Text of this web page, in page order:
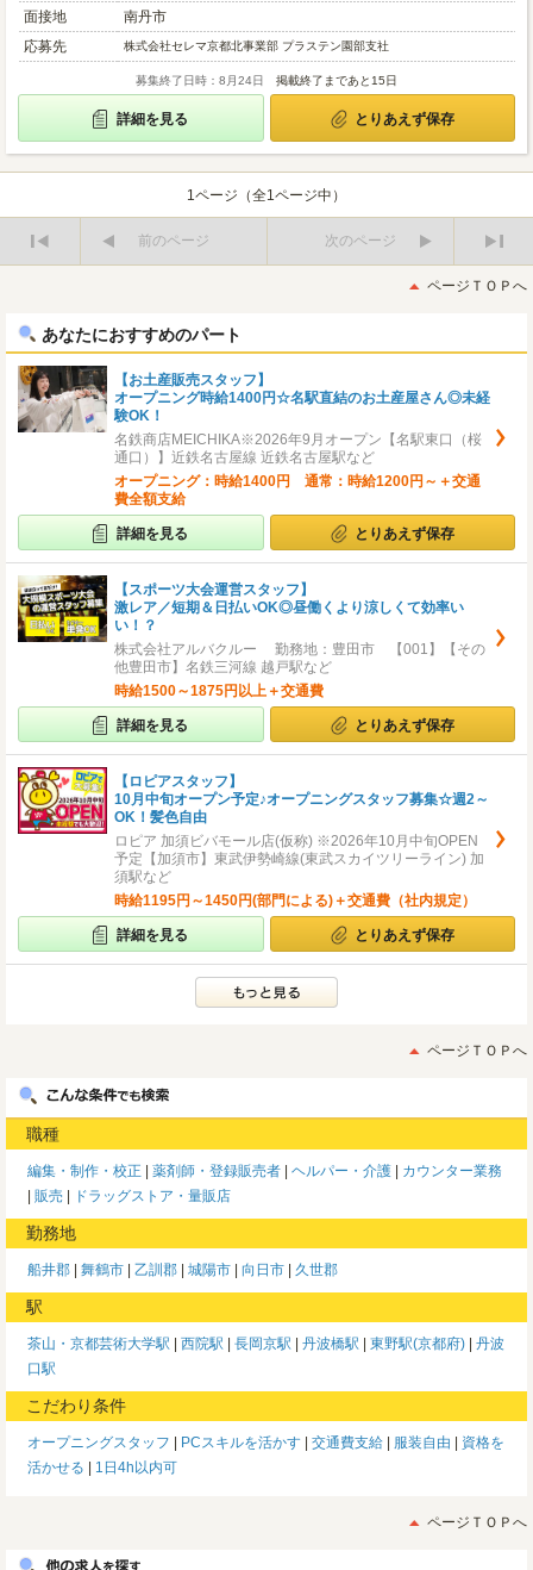
面接地
南丹市
応募先
株式会社セレマ京都北事業部 プラステン園部支社
募集終了日時：8月24日 掲載終了まであと15日
詳細を見る とりあえず保存
1ページ（全1ページ中）
前のページ
次のページ
後
ページＴＯＰへ
あなたにおすすめのパート
【お土産販売スタッフ】
オープニング時給1400円☆名駅直結のお土産屋さん◎未経
験OK！
名鉄商店MEICHIKA※2026年9月オープン【名駅東口（桜
通口）】近鉄名古屋線 近鉄名古屋駅など
オープニング：時給1400円 通常：時給1200円～＋交通
費全額支給
詳細を見る とりあえず保存
【スポーツ大会運営スタッフ】
激レア／短期＆日払いOK◎昼働くより涼しくて効率い
い！？
株式会社アルバクルー 勤務地：豊田市 【001】【その
他豊田市】名鉄三河線 越戸駅など
時給1500～1875円以上＋交通費
詳細を見る とりあえず保存
【ロピアスタッフ】
10月中旬オープン予定♪オープニングスタッフ募集☆週2～
OK！髪色自由
ロピア 加須ビバモール店(仮称) ※2026年10月中旬OPEN
予定【加須市】東武伊勢崎線(東武スカイツリーライン) 加
須駅など
時給1195円～1450円(部門による)＋交通費（社内規定）
詳細を見る とりあえず保存
ページＴＯＰへ
職種
編集・制作・校正 薬剤師・登録販売者 ヘルパー・介護
カウンター業務
販売
ドラッグストア・量販店
勤務地
船井郡 舞鶴市 乙訓郡 城陽市 向日市 久世郡
駅
茶山・京都芸術大学駅 西院駅 長岡京駅 丹波橋駅 東野駅(京都府)
丹波
口駅
こだわり条件
オープニングスタッフ PCスキルを活かす 交通費支給 服装自由
資格を
活かせる
1日4h以内可
ページＴＯＰへ